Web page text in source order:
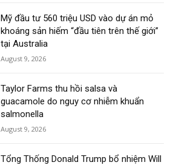
Mỹ đầu tư 560 triệu USD vào dự án mỏ
khoáng sản hiếm “đầu tiên trên thế giới”
tại Australia
August 9, 2026
Taylor Farms thu hồi salsa và
guacamole do nguy cơ nhiễm khuẩn
salmonella
August 9, 2026
Tổng Thống Donald Trump bổ nhiệm Will